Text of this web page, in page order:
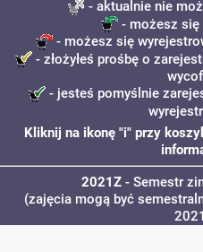
- aktualnie nie
- możesz się
- możesz się
- złożyłeś prośbę o
- jesteś pomyślnie
Kliknij na ikonę "i" przy
2021Z - Semestr
(zajęcia mogą być